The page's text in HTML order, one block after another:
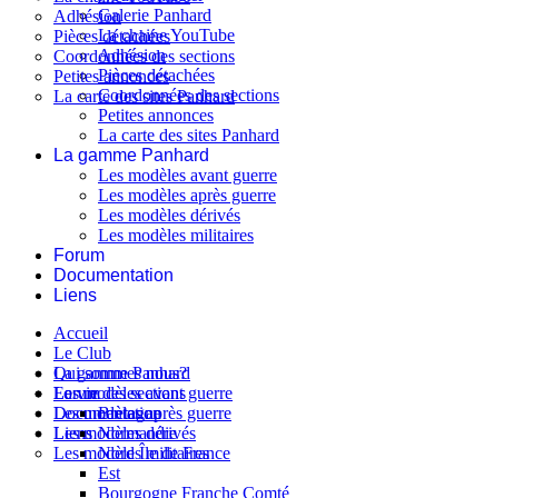
Adhésion
Pièces détachées
Coordonnées des sections
Petites annonces
La carte des sites Panhard
Galerie Panhard
La chaine YouTube
Adhésion
Pièces détachées
Coordonnées des sections
Petites annonces
La carte des sites Panhard
La gamme Panhard
Les modèles avant guerre
Les modèles après guerre
Les modèles dérivés
Les modèles militaires
Forum
Documentation
Liens
Accueil
Le Club
Qui sommes nous?
La vie des sections
Bretagne
Normandie
Nord Île de France
Est
Bourgogne Franche Comté
La gamme Panhard
Les modèles avant guerre
Les modèles après guerre
Les modèles dérivés
Les modèles militaires
Forum
Documentation
Liens